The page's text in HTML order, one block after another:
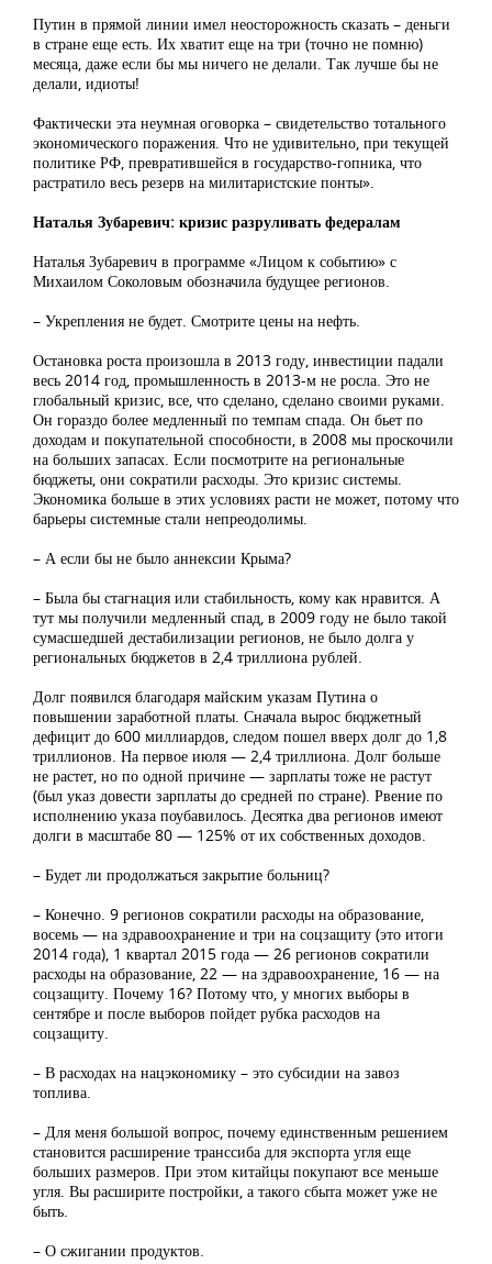
Путин в прямой линии имел неосторожность сказать – деньги
в стране еще есть. Их хватит еще на три (точно не помню)
месяца, даже если бы мы ничего не делали. Так лучше бы не
делали, идиоты!
Фактически эта неумная оговорка – свидетельство тотального
экономического поражения. Что не удивительно, при текущей
политике РФ, превратившейся в государство-гопника, что
растратило весь резерв на милитаристские понты».
Наталья Зубаревич: кризис разруливать федералам
Наталья Зубаревич в программе «Лицом к событию» с
Михаилом Соколовым обозначила будущее регионов.
– Укрепления не будет. Смотрите цены на нефть.
Остановка роста произошла в 2013 году, инвестиции падали
весь 2014 год, промышленность в 2013-м не росла. Это не
глобальный кризис, все, что сделано, сделано своими руками.
Он гораздо более медленный по темпам спада. Он бьет по
доходам и покупательной способности, в 2008 мы проскочили
на больших запасах. Если посмотрите на региональные
бюджеты, они сократили расходы. Это кризис системы.
Экономика больше в этих условиях расти не может, потому что
барьеры системные стали непреодолимы.
– А если бы не было аннексии Крыма?
– Была бы стагнация или стабильность, кому как нравится. А
тут мы получили медленный спад, в 2009 году не было такой
сумасшедшей дестабилизации регионов, не было долга у
региональных бюджетов в 2,4 триллиона рублей.
Долг появился благодаря майским указам Путина о
повышении заработной платы. Сначала вырос бюджетный
дефицит до 600 миллиардов, следом пошел вверх долг до 1,8
триллионов. На первое июля — 2,4 триллиона. Долг больше
не растет, но по одной причине — зарплаты тоже не растут
(был указ довести зарплаты до средней по стране). Рвение по
исполнению указа поубавилось. Десятка два регионов имеют
долги в масштабе 80 — 125% от их собственных доходов.
– Будет ли продолжаться закрытие больниц?
– Конечно. 9 регионов сократили расходы на образование,
восемь — на здравоохранение и три на соцзащиту (это итоги
2014 года), 1 квартал 2015 года — 26 регионов сократили
расходы на образование, 22 — на здравоохранение, 16 — на
соцзащиту. Почему 16? Потому что, у многих выборы в
сентябре и после выборов пойдет рубка расходов на
соцзащиту.
– В расходах на нацэкономику – это субсидии на завоз
топлива.
– Для меня большой вопрос, почему единственным решением
становится расширение транссиба для экспорта угля еще
больших размеров. При этом китайцы покупают все меньше
угля. Вы расширите постройки, а такого сбыта может уже не
быть.
– О сжигании продуктов.